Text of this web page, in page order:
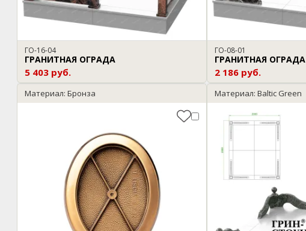
ГО-16-04
ГРАНИТНАЯ ОГРАДА
5 403 руб.
ГО-08-01
ГРАНИТНАЯ ОГРАДА
2 186 руб.
Материал: Бронза Материал: Baltic Green